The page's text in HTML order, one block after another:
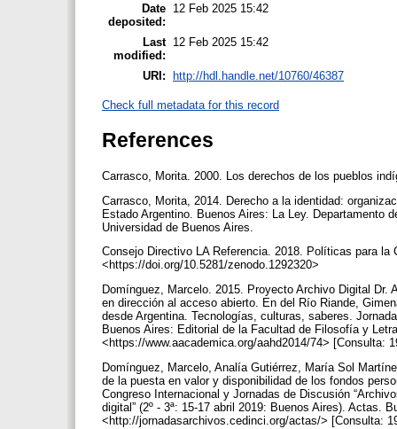
Date
deposited:
12 Feb 2025 15:42
Last
modified:
12 Feb 2025 15:42
URI: http://hdl.handle.net/10760/46387
Check full metadata for this record
References
Carrasco, Morita. 2000. Los derechos de los pueblos
Carrasco, Morita, 2014. Derecho a la identidad:
Estado Argentino. Buenos Aires: La Ley. Departamento
Universidad de Buenos Aires.
Consejo Directivo LA Referencia. 2018. Políticas para
<https://doi.org/10.5281/zenodo.1292320>
Domínguez, Marcelo. 2015. Proyecto Archivo Digital
en dirección al acceso abierto. En del Río Riande,
desde Argentina. Tecnologías, culturas, saberes.
Buenos Aires: Editorial de la Facultad de Filosofía y
<https://www.aacademica.org/aahd2014/74> [Consulta:
Domínguez, Marcelo, Analía Gutiérrez, María Sol
de la puesta en valor y disponibilidad de los fondos
Congreso Internacional y Jornadas de Discusión
digital” (2º - 3ª: 15-17 abril 2019: Buenos Aires). Actas.
<http://jornadasarchivos.cedinci.org/actas/> [Consulta: